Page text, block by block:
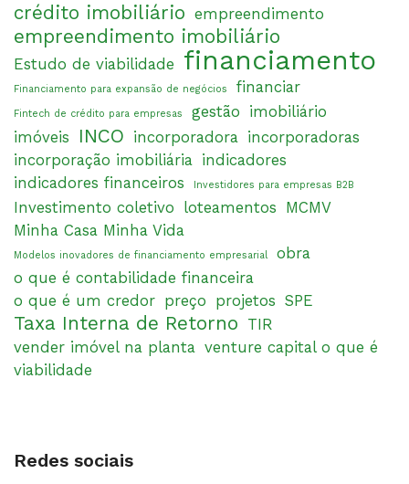
crédito imobiliário empreendimento
empreendimento imobiliário
Estudo de viabilidade financiamento
Financiamento para expansão de negócios financiar
Fintech de crédito para empresas gestão imobiliário
imóveis
INCO incorporadora incorporadoras
incorporação imobiliária indicadores
indicadores financeiros
Investidores para empresas B2B
Investimento coletivo loteamentos MCMV
Minha Casa Minha Vida
Modelos inovadores de financiamento empresarial
obra
o que é contabilidade financeira
o que é um credor preço projetos SPE
Taxa Interna de Retorno TIR
vender imóvel na planta venture capital o que é
viabilidade
Redes sociais